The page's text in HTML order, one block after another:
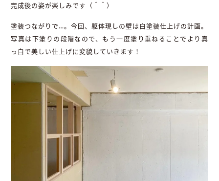
完成後の姿が楽しみです（＾＾）
塗装つながりで…。今回、躯体現しの壁は白塗装仕上げの計画。
写真は下塗りの段階なので、もう一度塗り重ねることでより真
っ白で美しい仕上げに変貌していきます！